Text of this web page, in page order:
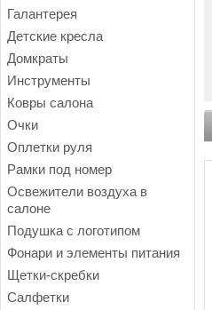
Галантерея
Детские кресла
Домкраты
Инструменты
Ковры салона
Очки
Оплетки руля
Рамки под номер
Освежители воздуха в
салоне
Подушка с логотипом
Фонари и элементы питания
Щетки-скребки
Салфетки